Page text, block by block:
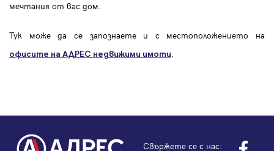
мечтания от вас дом.
Тук може да се запознаете и с местоположението на
офисите на АДРЕС недвижими имоти.
Свържете се с нас: